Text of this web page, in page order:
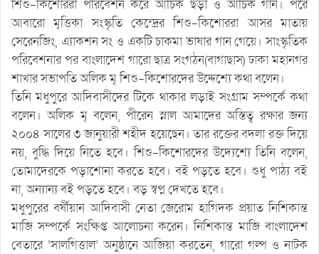
শিশু-কিশোররা পরিবেশন করে আচিক ছড়া ও আচিক গান। পরে
আবারো মৃত্তিকা সংস্কৃতি কেন্দ্রের শিশু-কিশোররা আসর মাতায়
সেরেনজিং, এ্যাকশন সং ও একটি চাকমা ভাষার গান গেয়ে। সাংস্কৃতিক
পরিবেশনার পর বাংলাদেশ গারো ছাত্র সংগঠন(বাগাছাস) ঢাকা মহানগর
শাখার সভাপতি অলিক মৃ শিশু-কিশোরদের উদ্দেশ্যে কথা বলেন।
তিনি মধুপুরে আদিবাসীদের টিকে থাকার লড়াই সংগ্রাম সম্পর্কে কথা
বলেন। অলিক মৃ বলেন, পীরেন স্নাল আমাদের অস্তিত্ব রক্ষার জন্য
২০০৪ সালের ৩ জানুয়ারী শহীদ হয়েছেন। তার রক্তের বদলা রক্ত দিয়ে
নয়, বুদ্ধি দিয়ে নিতে হবে। শিশু-কিশোরদের উদ্যেশ্যে তিনি বলেন,
তোমাদেরকে পড়াশোনা করতে হবে। বই পড়তে হবে। শুধু পাঠ্য বই
না, অন্যান্য বই পড়তে হবে। বড় স্বপ্ন দেখতে হবে।
মধুপুরের বর্ষীয়ান আদিবাসী নেতা জেরোম হাগিদক প্রয়াত নিশিকান্ত
মাজি সম্পর্কে সংক্ষিপ্ত আলোচনা করেন। নিশিকান্ত মাজি বাংলাদেশ
বেতারে ‘সালগিত্তাল’ অনুষ্ঠানে আজিয়া করতেন, গারো গল্প ও নাটক